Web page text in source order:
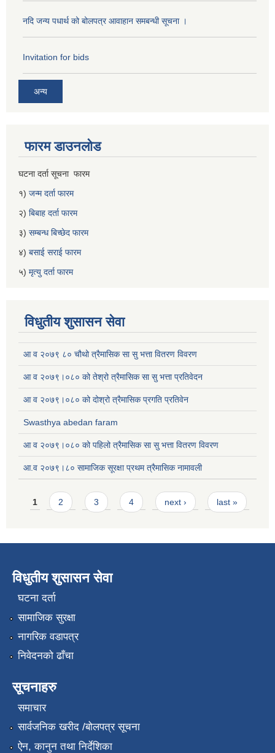
नदि जन्य पधार्थ को बोलपत्र आवाहान समबन्धी सूचना ।
Invitation for bids
अन्य
फारम डाउनलोड
घटना दर्ता सूचना फारम
१) जन्म दर्ता फारम
२) बिबाह दर्ता फारम
३) सम्बन्ध बिच्छेद फारम
४) बसाई सराई फारम
५) मृत्यु दर्ता फारम
विधुतीय शुसासन सेवा
आ व २०७९ ८० चौथो त्रैमासिक सा सु भत्ता वितरण विवरण
आ व २०७९।०८० को तेश्रो त्रैमासिक सा सु भत्ता प्रतिवेदन
आ व २०७९।०८० को दोश्रो त्रैमासिक प्रगति प्रतिवेन
Swasthya abedan faram
आ व २०७९।०८० को पहिलो त्रैमासिक सा सु भत्ता वितरण विवरण
आ.व २०७९।८० सामाजिक सूरक्षा प्रथम त्रैमासिक नामावली
Pages
1 2 3 4 next › last »
विधुतीय शुसासन सेवा
घटना दर्ता
सामाजिक सुरक्षा
नागरिक वडापत्र
निवेदनको ढाँचा
सूचनाहरु
समाचार
सार्वजनिक खरीद /बोलपत्र सूचना
ऐन, कानुन तथा निर्देशिका